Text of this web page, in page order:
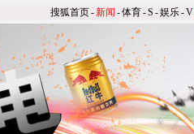
搜狐首页-新闻 -体育-S -娱乐-V